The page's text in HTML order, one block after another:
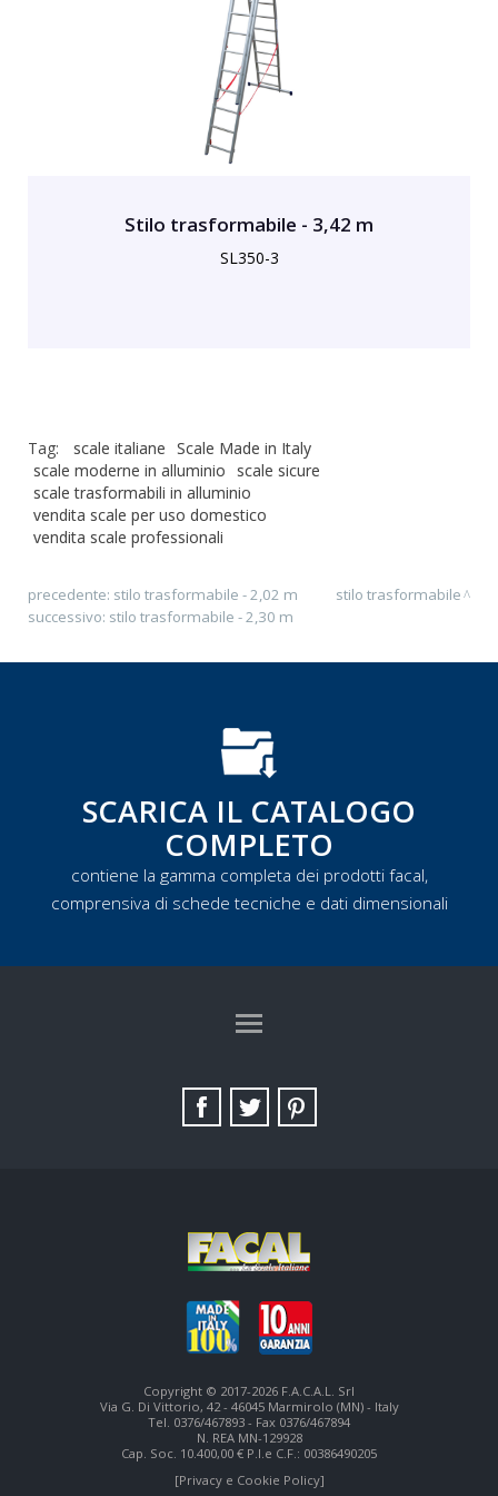
Stilo trasformabile - 3,42 m
SL350-3
Tag: scale italiane Scale Made in Italy
scale moderne in alluminio scale sicure
scale trasformabili in alluminio
vendita scale per uso domestico
vendita scale professionali
precedente: stilo trasformabile - 2,02 m
successivo: stilo trasformabile - 2,30 m
stilo trasformabile
SCARICA IL CATALOGO
COMPLETO
contiene la gamma completa dei prodotti facal,
comprensiva di schede tecniche e dati dimensionali
SITE MAP
Copyright © 2017-2026 F.A.C.A.L. Srl
Via G. Di Vittorio, 42 - 46045 Marmirolo (MN) - Italy
Tel. 0376/467893 - Fax 0376/467894
N. REA MN-129928
Cap. Soc. 10.400,00 € P.I.e C.F.: 00386490205
[Privacy e Cookie Policy]